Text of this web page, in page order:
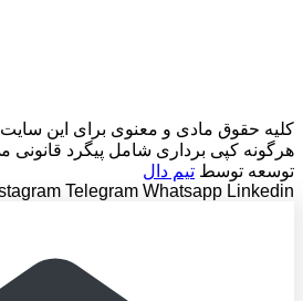
کلیه حقوق مادی و معنوی برای این
هرگونه کپی برداری شامل پیگرد
توسعه توسط تیم دال
Telegram Whatsapp Linkedin